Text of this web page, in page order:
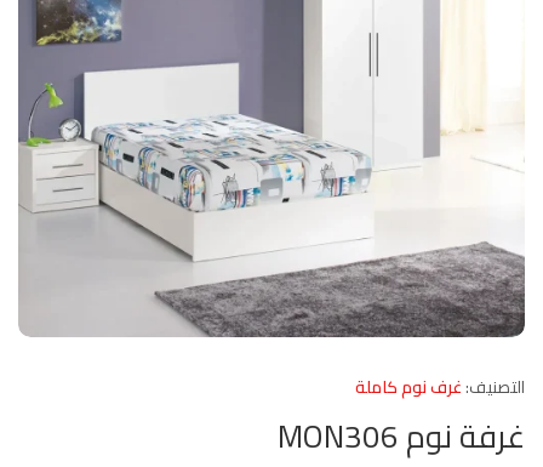
التصنيف:غرف نوم كاملة
غرفة نوم MON306